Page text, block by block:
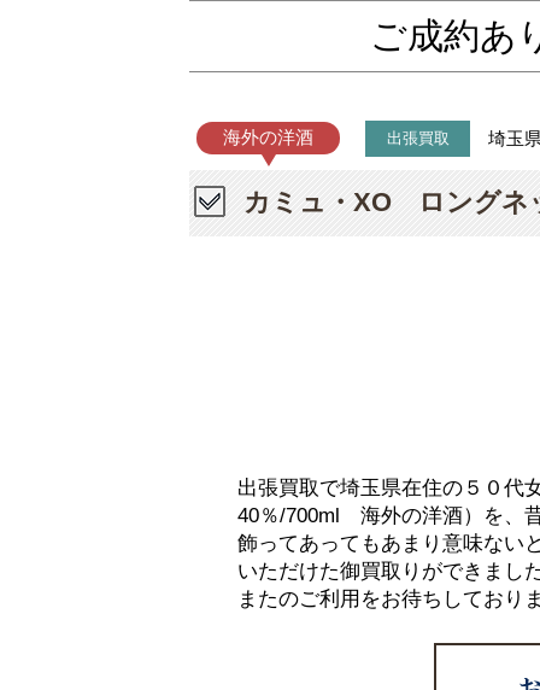
ご成約あ
海外の洋酒 出張買取 埼玉
カミュ・XO ロング
出張買取で埼玉県在住の５０
40％/700ml 海外の洋酒）を、
飾ってあってもあまり意味ない
いただけた御買取りができまし
またのご利用をお待ちしており